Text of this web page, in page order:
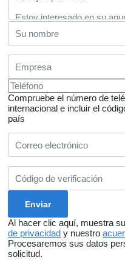
Compruebe el número de
internacional e incluir el
país
Al hacer clic aquí, muestra
de privacidad y nuestro
Procesaremos sus datos
solicitud.